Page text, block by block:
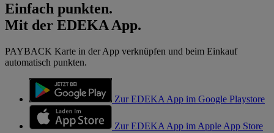
Einfach punkten.
Mit der EDEKA App.
PAYBACK Karte in der App verknüpfen und beim Einkauf
automatisch punkten.
Zur EDEKA App im Google Playstore
Zur EDEKA App im Apple App Store